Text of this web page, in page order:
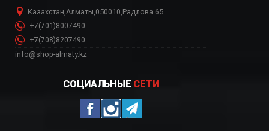
Казахстан Алматы 050010 Радлова 65
+7(701)8007490
+7(708)8207490
info@shop-almaty.kz
СОЦИАЛЬНЫЕ СЕТИ